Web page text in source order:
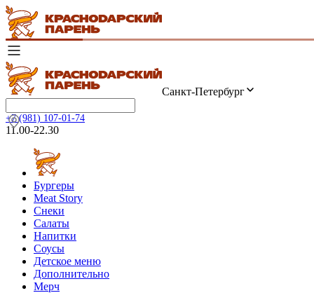
Санкт-Петербург
+7 (981) 107-01-74
11.00-22.30
Бургеры
Meat Story
Снеки
Салаты
Напитки
Соусы
Детское меню
Дополнительно
Мерч